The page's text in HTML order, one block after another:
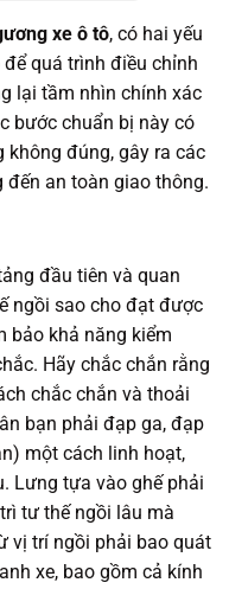
xe ô tô, có hai yếu
quá trình điều chỉnh
lại tầm nhìn chính xác
bước chuẩn bị này có
không đúng, gây ra các
an toàn giao thông.
đầu tiên và quan
ngồi sao cho đạt được
bảo khả năng kiểm
Hãy chắc chắn rằng
chắc chắn và thoải
bạn phải đạp ga, đạp
một cách linh hoạt,
Lưng tựa vào ghế phải
tư thế ngồi lâu mà
vị trí ngồi phải bao quát
xe, bao gồm cả kính